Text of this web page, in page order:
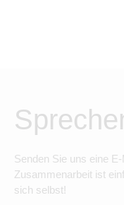
Senden Sie uns eine
Zusammenarbeit ist
sich selbst!